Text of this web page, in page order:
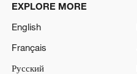
EXPLORE MORE
English
Français
Русский